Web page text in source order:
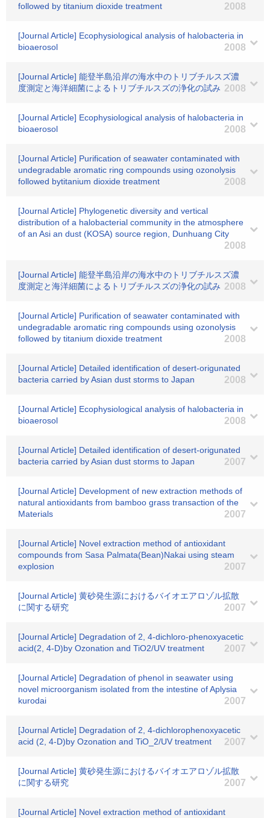
followed by titanium dioxide treatment 2008
[Journal Article] Ecophysiological analysis of halobacteria in
bioaerosol
2008
[Journal Article] 能登半島沿岸の海水中のトリブチルスズ濃
度測定と海洋細菌によるトリブチルスズの浄化の試み 2008
[Journal Article] Ecophysiological analysis of halobacteria in
bioaerosol
2008
[Journal Article] Purification of seawater contaminated with
undegradable aromatic ring compounds using ozonolysis
followed bytitanium dioxide treatment
2008
[Journal Article] Phylogenetic diversity and vertical
distribution of a halobacterial community in the atmosphere
of an Asi an dust (KOSA) source region, Dunhuang City
2008
[Journal Article] 能登半島沿岸の海水中のトリブチルスズ濃
度測定と海洋細菌によるトリブチルスズの浄化の試み 2008
[Journal Article] Purification of seawater contaminated with
undegradable aromatic ring compounds using ozonolysis
followed by titanium dioxide treatment
2008
[Journal Article] Detailed identification of desert-origunated
bacteria carried by Asian dust storms to Japan
2008
[Journal Article] Ecophysiological analysis of halobacteria in
bioaerosol
2008
[Journal Article] Detailed identification of desert-origunated
bacteria carried by Asian dust storms to Japan
2007
[Journal Article] Development of new extraction methods of
natural antioxidants from bamboo grass transaction of the
Materials
2007
[Journal Article] Novel extraction method of antioxidant
compounds from Sasa Palmata(Bean)Nakai using steam
explosion
2007
[Journal Article] 黄砂発生源におけるバイオエアロゾル拡散
に関する研究
2007
[Journal Article] Degradation of 2, 4-dichloro-phenoxyacetic
acid(2, 4-D)by Ozonation and TiO2/UV treatment
2007
[Journal Article] Degradation of phenol in seawater using
novel microorganism isolated from the intestine of Aplysia
kurodai
2007
[Journal Article] Degradation of 2, 4-dichlorophenoxyacetic
acid (2, 4-D)by Ozonation and TiO_2/UV treatment
2007
[Journal Article] 黄砂発生源におけるバイオエアロゾル拡散
に関する研究
2007
[Journal Article] Novel extraction method of antioxidant